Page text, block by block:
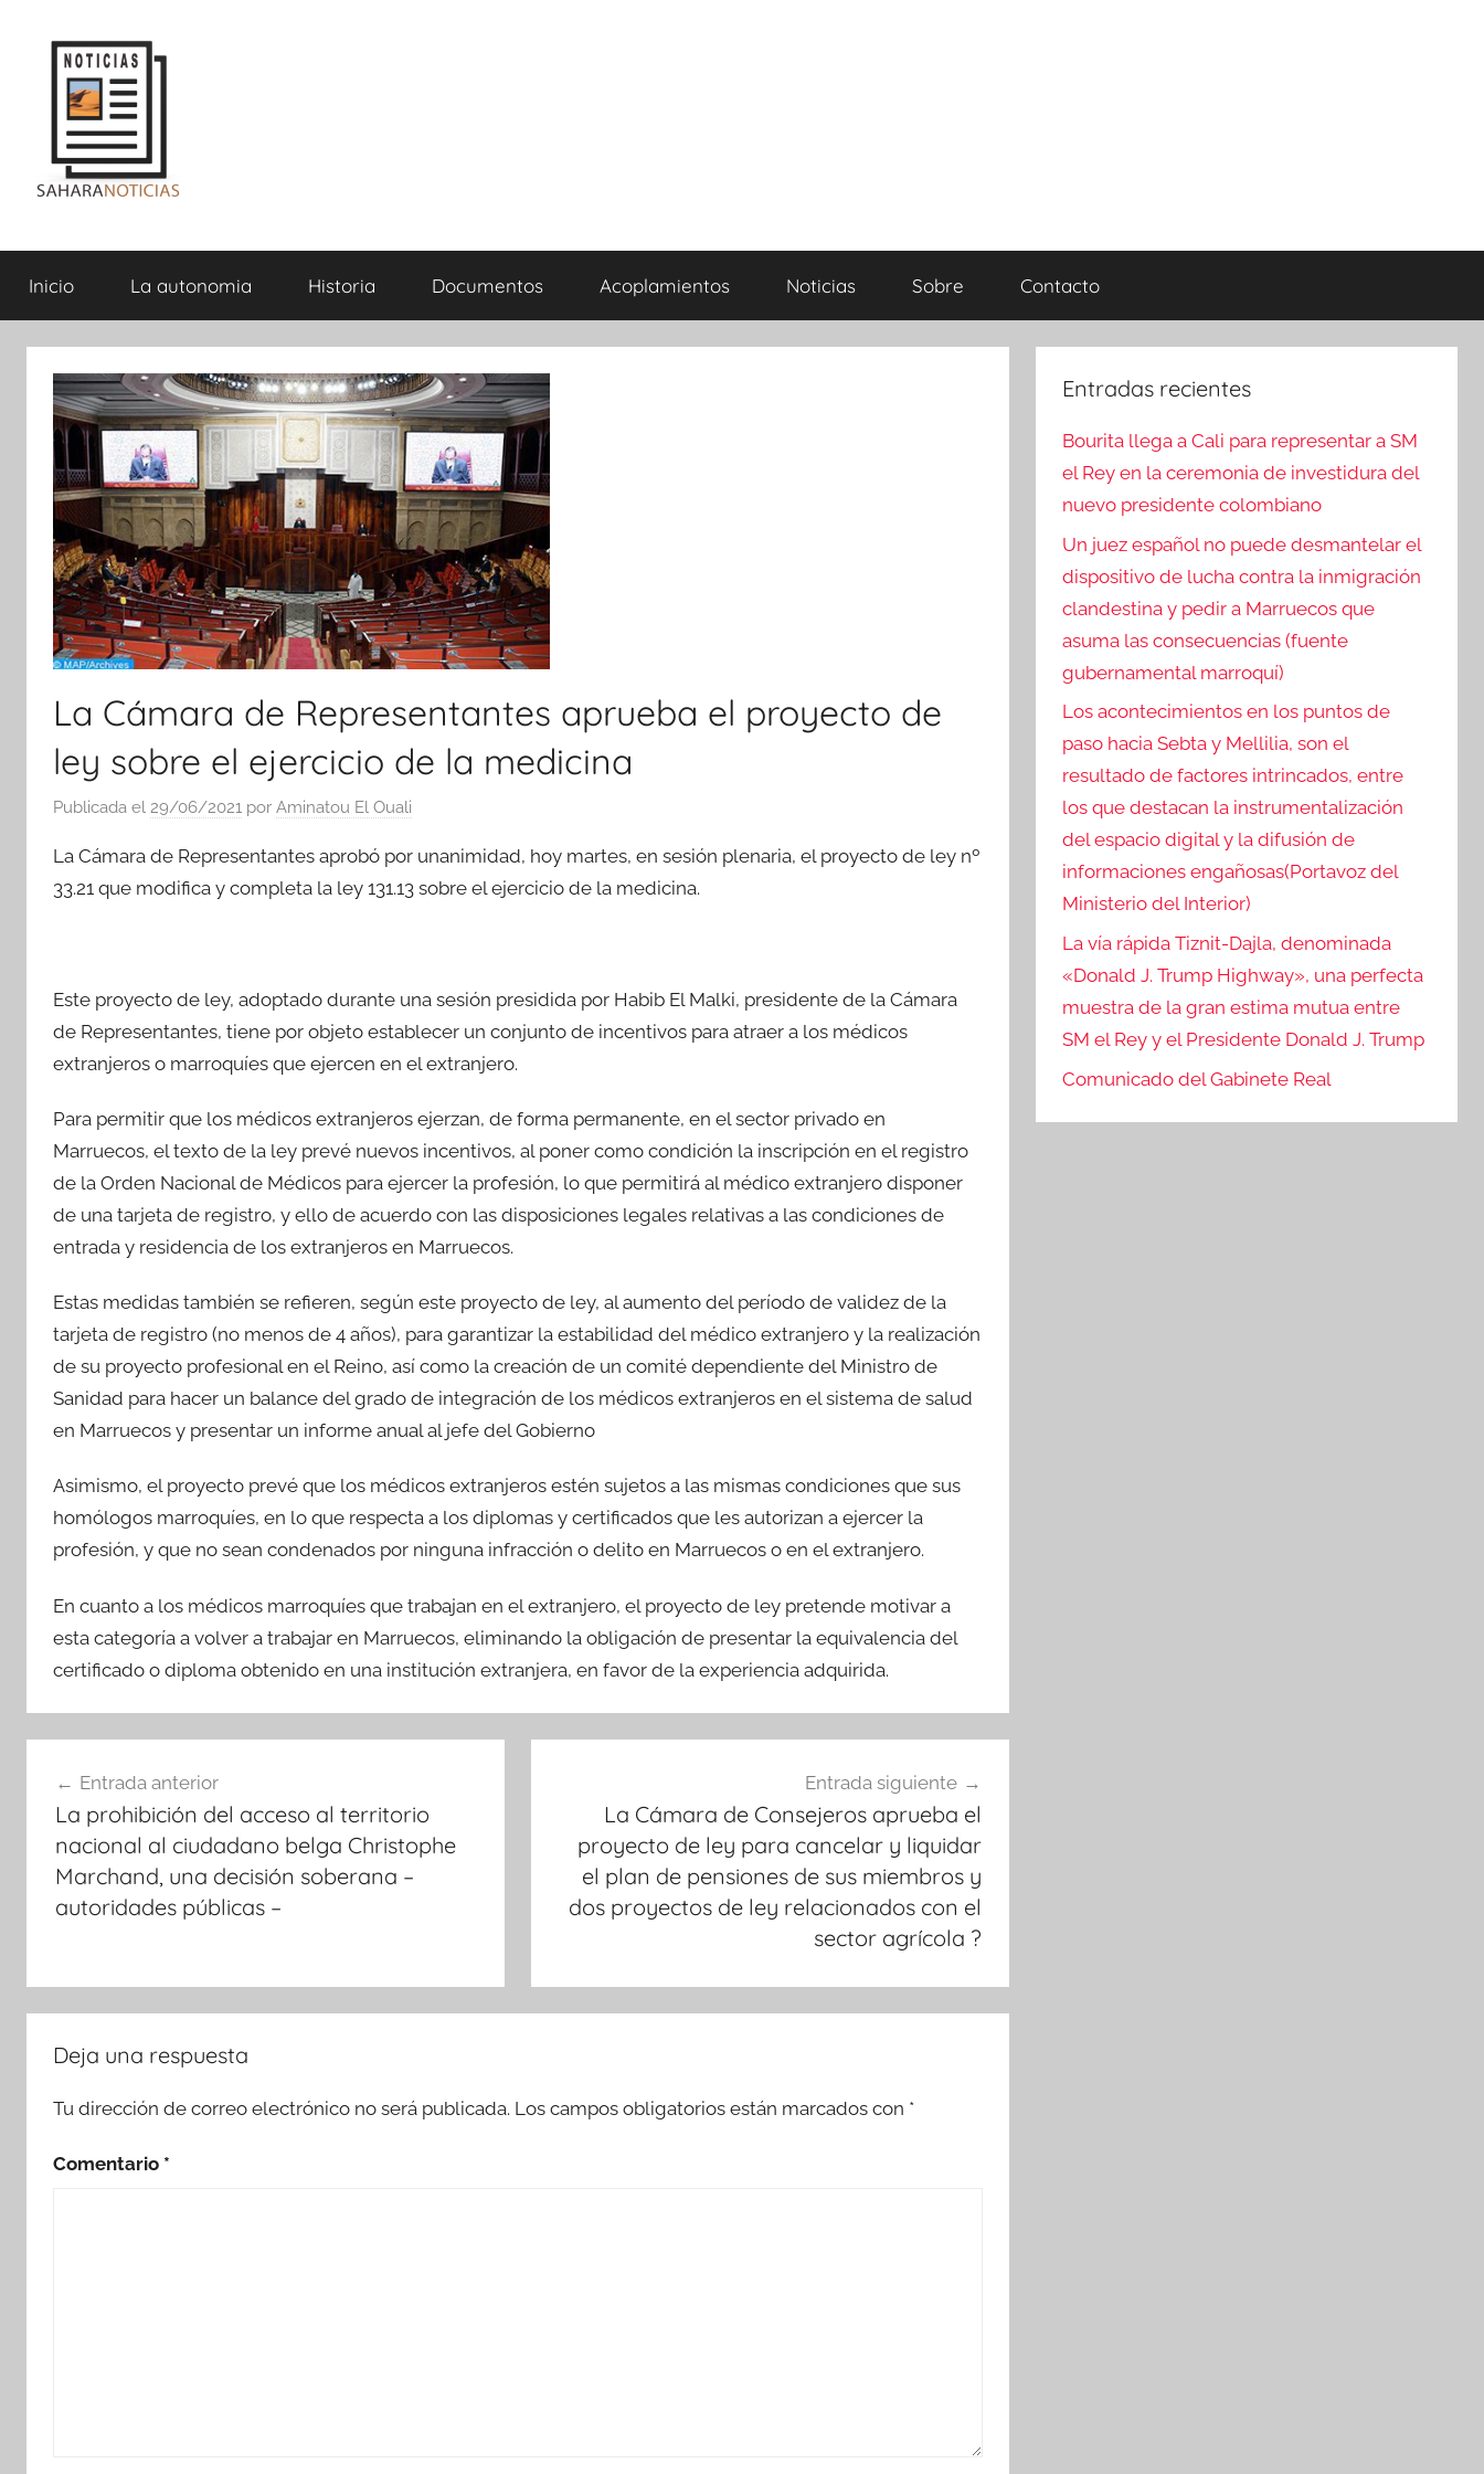
contenido
Sahara
Noticias
Inicio La autonomia Historia Documentos Acoplamientos Noticias Sobre Contacto
La Cámara de Representantes aprueba el proyecto de
ley sobre el ejercicio de la medicina
Publicada el 29/06/2021 por Aminatou El Ouali
La Cámara de Representantes aprobó por unanimidad, hoy martes, en sesión plenaria, el proyecto de ley nº
33.21 que modifica y completa la ley 131.13 sobre el ejercicio de la medicina.
Este proyecto de ley, adoptado durante una sesión presidida por Habib El Malki, presidente de la Cámara
de Representantes, tiene por objeto establecer un conjunto de incentivos para atraer a los médicos
extranjeros o marroquíes que ejercen en el extranjero.
Para permitir que los médicos extranjeros ejerzan, de forma permanente, en el sector privado en
Marruecos, el texto de la ley prevé nuevos incentivos, al poner como condición la inscripción en el registro
de la Orden Nacional de Médicos para ejercer la profesión, lo que permitirá al médico extranjero disponer
de una tarjeta de registro, y ello de acuerdo con las disposiciones legales relativas a las condiciones de
entrada y residencia de los extranjeros en Marruecos.
Estas medidas también se refieren, según este proyecto de ley, al aumento del período de validez de la
tarjeta de registro (no menos de 4 años), para garantizar la estabilidad del médico extranjero y la realización
de su proyecto profesional en el Reino, así como la creación de un comité dependiente del Ministro de
Sanidad para hacer un balance del grado de integración de los médicos extranjeros en el sistema de salud
en Marruecos y presentar un informe anual al jefe del Gobierno
Asimismo, el proyecto prevé que los médicos extranjeros estén sujetos a las mismas condiciones que sus
homólogos marroquíes, en lo que respecta a los diplomas y certificados que les autorizan a ejercer la
profesión, y que no sean condenados por ninguna infracción o delito en Marruecos o en el extranjero.
En cuanto a los médicos marroquíes que trabajan en el extranjero, el proyecto de ley pretende motivar a
esta categoría a volver a trabajar en Marruecos, eliminando la obligación de presentar la equivalencia del
certificado o diploma obtenido en una institución extranjera, en favor de la experiencia adquirida.
de
entradas
Entrada anterior
La prohibición del acceso al territorio
nacional al ciudadano belga Christophe
Marchand, una decisión soberana –
autoridades públicas –
Entrada siguiente
La Cámara de Consejeros aprueba el
proyecto de ley para cancelar y liquidar
el plan de pensiones de sus miembros y
dos proyectos de ley relacionados con el
sector agrícola ?
Deja una respuesta
Tu dirección de correo electrónico no será publicada. Los campos obligatorios están marcados con *
Comentario *
Entradas recientes
Bourita llega a Cali para representar a SM
el Rey en la ceremonia de investidura del
nuevo presidente colombiano
Un juez español no puede desmantelar el
dispositivo de lucha contra la inmigración
clandestina y pedir a Marruecos que
asuma las consecuencias (fuente
gubernamental marroquí)
Los acontecimientos en los puntos de
paso hacia Sebta y Mellilia, son el
resultado de factores intrincados, entre
los que destacan la instrumentalización
del espacio digital y la difusión de
informaciones engañosas(Portavoz del
Ministerio del Interior)
La vía rápida Tiznit-Dajla, denominada
«Donald J. Trump Highway», una perfecta
muestra de la gran estima mutua entre
SM el Rey y el Presidente Donald J. Trump
Comunicado del Gabinete Real